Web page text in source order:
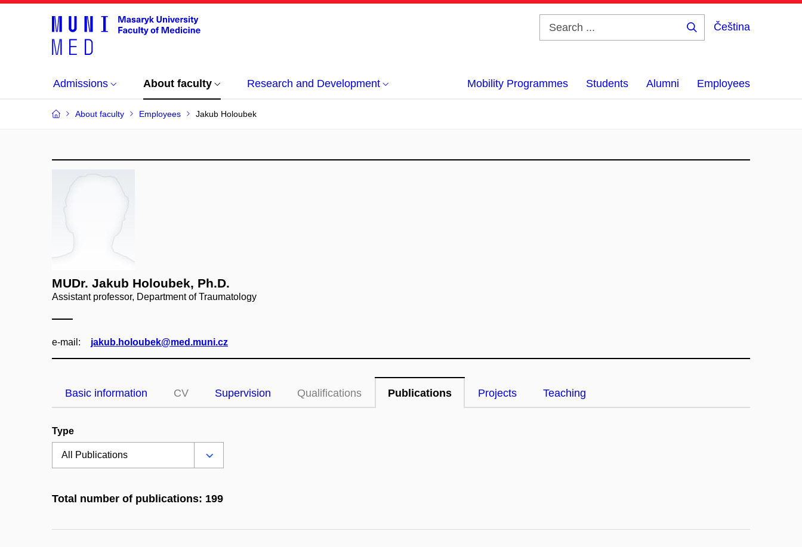
Čeština
Admissions About faculty Research and Development Mobility Programmes Students Alumni Employees
About faculty Employees Jakub Holoubek
MUDr. Jakub Holoubek, Ph.D.
Assistant professor, Department of Traumatology
e‑mail: jakub.holoubek@med.muni.cz
Basic information CV Supervision Qualifications Publications Projects Teaching
Type
Total number of publications: 199